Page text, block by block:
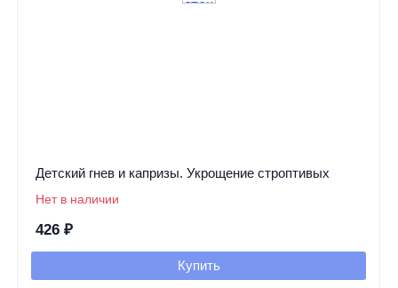
Детский гнев и капризы. Укрощение строптивых
Нет в наличии
426 ₽
Купить